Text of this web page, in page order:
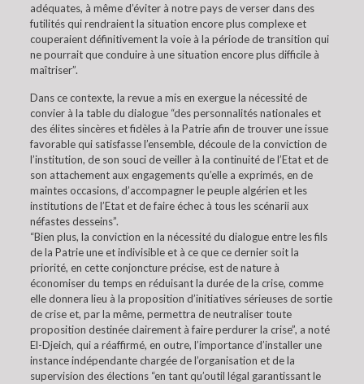
adéquates, à même d’éviter à notre pays de verser dans des
futilités qui rendraient la situation encore plus complexe et
couperaient définitivement la voie à la période de transition qui
ne pourrait que conduire à une situation encore plus difficile à
maîtriser”.
Dans ce contexte, la revue a mis en exergue la nécessité de
convier à la table du dialogue “des personnalités nationales et
des élites sincères et fidèles à la Patrie afin de trouver une issue
favorable qui satisfasse l’ensemble, découle de la conviction de
l’institution, de son souci de veiller à la continuité de l’Etat et de
son attachement aux engagements qu’elle a exprimés, en de
maintes occasions, d’accompagner le peuple algérien et les
institutions de l’Etat et de faire échec à tous les scénarii aux
néfastes desseins”.
“Bien plus, la conviction en la nécessité du dialogue entre les fils
de la Patrie une et indivisible et à ce que ce dernier soit la
priorité, en cette conjoncture précise, est de nature à
économiser du temps en réduisant la durée de la crise, comme
elle donnera lieu à la proposition d’initiatives sérieuses de sortie
de crise et, par la même, permettra de neutraliser toute
proposition destinée clairement à faire perdurer la crise”, a noté
El-Djeich, qui a réaffirmé, en outre, l’importance d’installer une
instance indépendante chargée de l’organisation et de la
supervision des élections “en tant qu’outil légal garantissant le